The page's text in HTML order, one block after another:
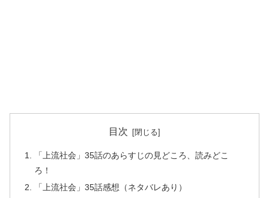
目次
「上流社会」35話のあらすじの見どころ、読みどこ
ろ！
「上流社会」35話感想（ネタバレあり）